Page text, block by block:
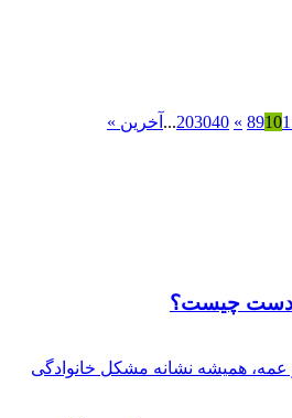
8910
»
203040
... آخرین »
دست چیست؟